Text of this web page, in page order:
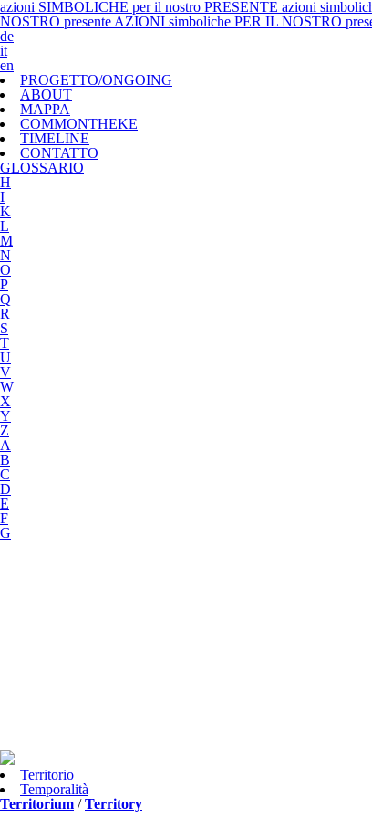
azioni SIMBOLICHE per il nostro PRESENTE azioni
NOSTRO presente AZIONI simboliche PER IL NOSTRO
de
it
en
PROGETTO/ONGOING
ABOUT
MAPPA
COMMONTHEKE
TIMELINE
CONTATTO
GLOSSARIO
H
I
K
L
M
N
O
P
Q
R
S
T
U
V
W
X
Y
Z
A
B
C
D
E
F
G
Territorio
Temporalità
Territorium /Territory